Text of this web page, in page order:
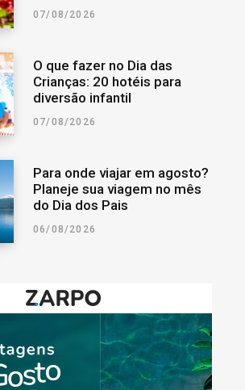
07/08/2026
O que fazer no Dia das
Crianças: 20 hotéis para
diversão infantil
07/08/2026
Para onde viajar em agosto?
Planeje sua viagem no mês
do Dia dos Pais
06/08/2026